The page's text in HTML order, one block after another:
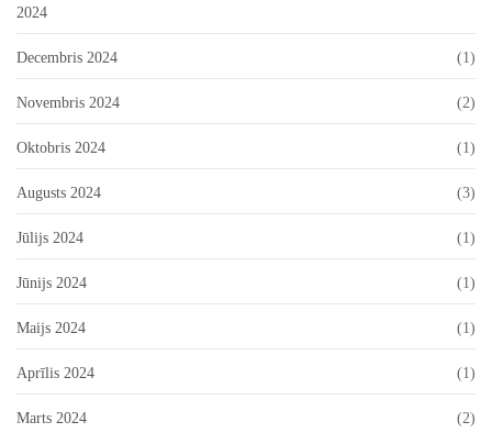
2024
Decembris 2024 (1)
Novembris 2024 (2)
Oktobris 2024 (1)
Augusts 2024 (3)
Jūlijs 2024 (1)
Jūnijs 2024 (1)
Maijs 2024 (1)
Aprīlis 2024 (1)
Marts 2024 (2)